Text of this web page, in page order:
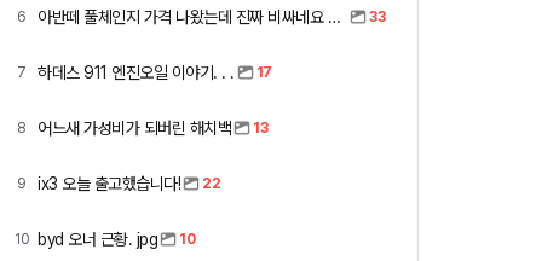
6 아반떼 풀체인지 가격 나왔는데 진짜 비싸네요 ㅎㅎ 33
7 하데스 911 엔진오일 이야기. . . 17
8 어느새 가성비가 되버린 해치백 13
9 ix3 오늘 출고했습니다! 22
10 byd 오너 근황. jpg 10